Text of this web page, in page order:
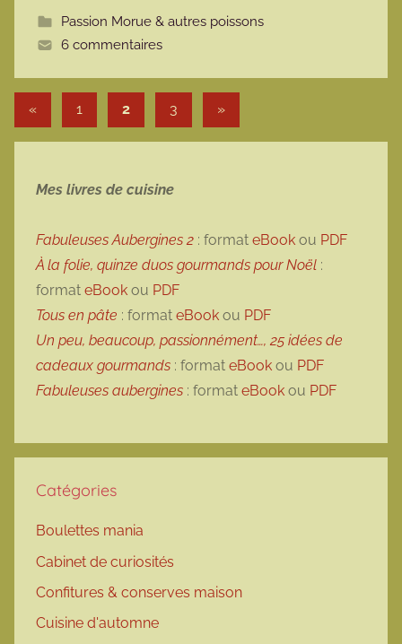
t
Passion Morue & autres poissons
6 commentaires
Pagination des publications
«Publications précédentes
1 2 3 Articles suivants
»
Mes livres de cuisine
Fabuleuses Aubergines 2 : format eBook ou PDF
À la folie, quinze duos gourmands pour Noël :
format eBook ou PDF
Tous en pâte : format eBook ou PDF
Un peu, beaucoup, passionnément…, 25 idées de
cadeaux gourmands : format eBook ou PDF
Fabuleuses aubergines : format eBook ou PDF
Catégories
Boulettes mania
Cabinet de curiosités
Confitures & conserves maison
Cuisine d'automne